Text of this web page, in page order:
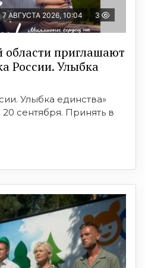
7 АВГУСТА 2026, 10:04 3
области приглашают
России. Улыбка
Улыбка единства»
сентября. Принять в